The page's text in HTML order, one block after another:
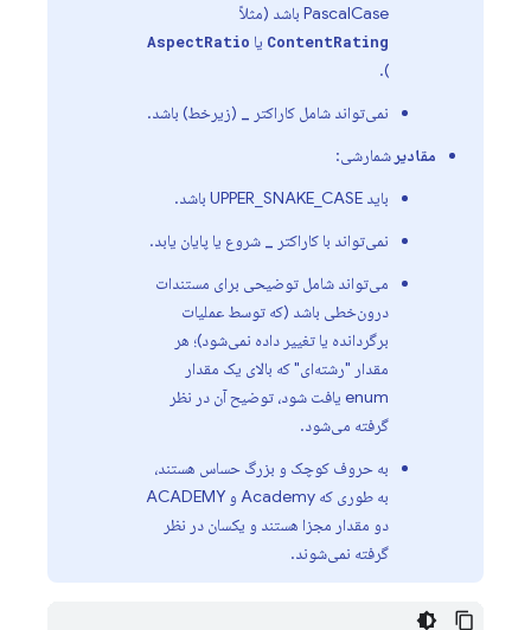
PascalCase باشد (مثلاً
ContentRating یا AspectRatio
).
نمی‌تواند شامل کاراکتر
(زیرخط) باشد.
مقادیر شمارشی:
باید UPPER_SNAKE_CASE باشد.
نمی‌تواند با کاراکتر
شروع یا پایان یابد.
می‌تواند شامل توضیحی برای مستندات
درون‌خطی باشد (که توسط عملیات
برگردانده یا تغییر داده نمی‌شود)؛ هر
مقدار "رشته‌ای" که بالای یک مقدار
enum یافت شود، توضیح آن در نظر
گرفته می‌شود.
به حروف کوچک و بزرگ حساس هستند،
به طوری که Academy و ACADEMY
دو مقدار مجزا هستند و یکسان در نظر
گرفته نمی‌شوند.